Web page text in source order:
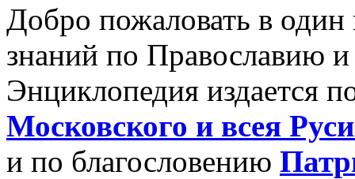
Добро пожаловать в
знаний по Православию
Энциклопедия издается
Московского и всея
и по благословению